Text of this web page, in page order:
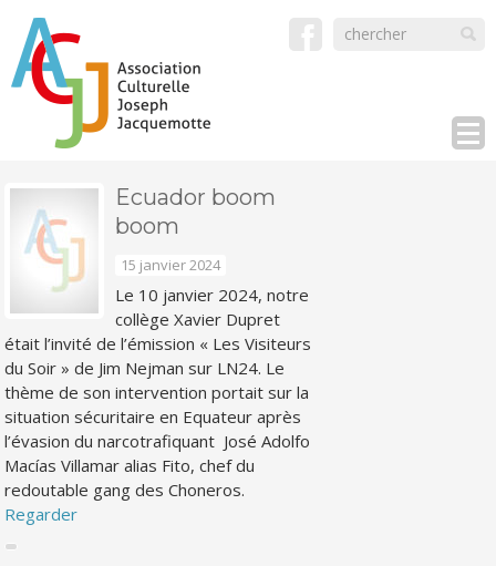
Ecuador boom
boom
15 janvier 2024
Le 10 janvier 2024, notre
collège Xavier Dupret
était l’invité de l’émission « Les Visiteurs
du Soir » de Jim Nejman sur LN24. Le
thème de son intervention portait sur la
situation sécuritaire en Equateur après
l’évasion du narcotrafiquant José Adolfo
Macías Villamar alias Fito, chef du
redoutable gang des Choneros.
Regarder